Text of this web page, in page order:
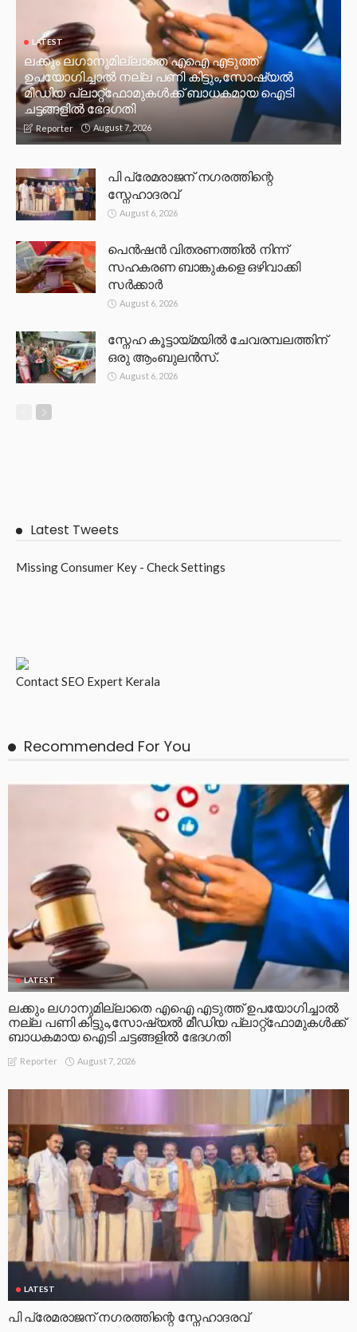
LATEST
ലക്കും ലഗാനുമില്ലാതെ എഐ എടുത്ത്
ഉപയോഗിച്ചാല്‍ നല്ല പണി കിട്ടും,സോഷ്യല്‍
മീഡിയ പ്ലാറ്റ്‌ഫോമുകള്‍ക്ക് ബാധകമായ ഐടി
ചട്ടങ്ങളില്‍ ഭേദഗതി
Reporter August 7, 2026
പി പ്രേമരാജന് നഗരത്തിന്റെ
സ്നേഹാദരവ്
August 6, 2026
പെൻഷൻ വിതരണത്തിൽ നിന്ന്
സഹകരണ ബാങ്കുകളെ ഒഴിവാക്കി
സർക്കാർ
August 6, 2026
സ്നേഹ കൂട്ടായ്മയിൽ ചേവരമ്പലത്തിന്
ഒരു ആംബുലൻസ്.
August 6, 2026
Latest Tweets
Missing Consumer Key - Check Settings
ContactSEO Expert Kerala
Recommended For You
LATEST
ലക്കും ലഗാനുമില്ലാതെ എഐ എടുത്ത് ഉപയോഗിച്ചാല്‍
നല്ല പണി കിട്ടും,സോഷ്യല്‍ മീഡിയ പ്ലാറ്റ്‌ഫോമുകള്‍ക്ക്
ബാധകമായ ഐടി ചട്ടങ്ങളില്‍ ഭേദഗതി
Reporter August 7, 2026
LATEST
പി പ്രേമരാജന് നഗരത്തിന്റെ സ്നേഹാദരവ്